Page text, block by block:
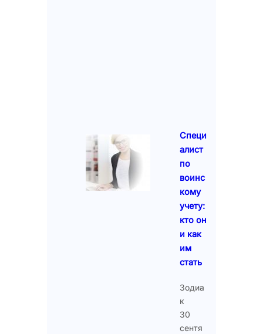
Специ
алист
по
воинс
кому
учету:
кто он
и как
им
стать
Зодиа
к
30
сентя